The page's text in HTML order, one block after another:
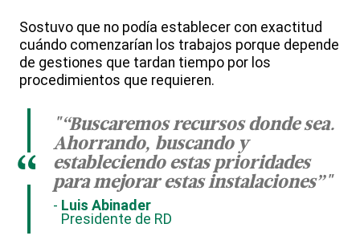
Sostuvo que no podía establecer con exactitud
cuándo comenzarían los trabajos porque depende
de gestiones que tardan tiempo por los
procedimientos que requieren.
"“Buscaremos recursos donde sea.
Ahorrando, buscando y
estableciendo estas prioridades
para mejorar estas instalaciones”"
Luis Abinader
Presidente de RD
“